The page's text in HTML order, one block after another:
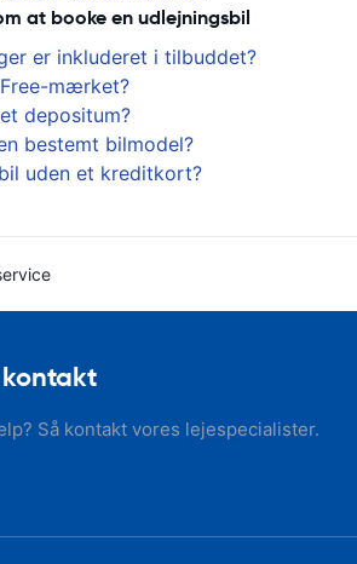
at booke en udlejningsbil
er inkluderet i tilbuddet?
mærket?
depositum?
bestemt bilmodel?
uden et kreditkort?
Så kontakt vores lejespecialister.